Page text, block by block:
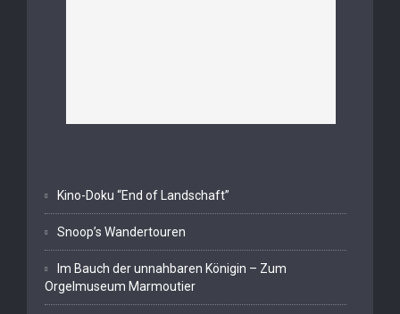
Kino-Doku “End of Landschaft”
Snoop’s Wandertouren
Im Bauch der unnahbaren Königin – Zum
Orgelmuseum Marmoutier